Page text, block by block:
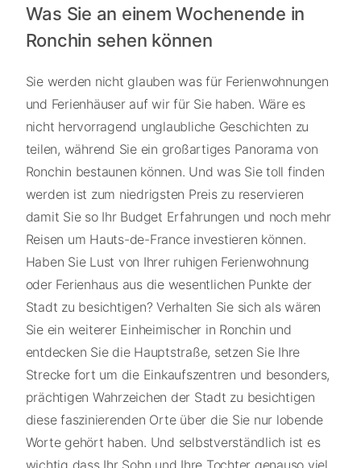
Was Sie an einem Wochenende in
Ronchin sehen können
Sie werden nicht glauben was für Ferienwohnungen
und Ferienhäuser auf wir für Sie haben. Wäre es
nicht hervorragend unglaubliche Geschichten zu
teilen, während Sie ein großartiges Panorama von
Ronchin bestaunen können. Und was Sie toll finden
werden ist zum niedrigsten Preis zu reservieren
damit Sie so Ihr Budget Erfahrungen und noch mehr
Reisen um Hauts-de-France investieren können.
Haben Sie Lust von Ihrer ruhigen Ferienwohnung
oder Ferienhaus aus die wesentlichen Punkte der
Stadt zu besichtigen? Verhalten Sie sich als wären
Sie ein weiterer Einheimischer in Ronchin und
entdecken Sie die Hauptstraße, setzen Sie Ihre
Strecke fort um die Einkaufszentren und besonders,
prächtigen Wahrzeichen der Stadt zu besichtigen
diese faszinierenden Orte über die Sie nur lobende
Worte gehört haben. Und selbstverständlich ist es
wichtig dass Ihr Sohn und Ihre Tochter genauso viel